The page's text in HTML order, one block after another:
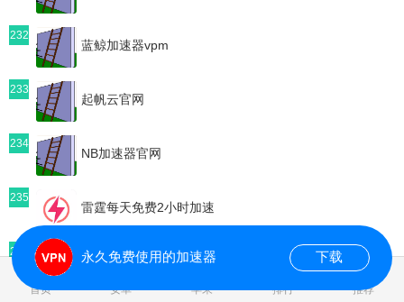
232
蓝鲸加速器vpm
233
起帆云官网
234
NB加速器官网
235
雷霆每天免费2小时加速
236
青云加速器永久免费加速
首页 安卓 苹果 排行 推荐
永久免费使用的加速器 下载
0.133970s